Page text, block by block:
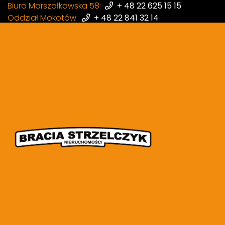
Biuro Marszałkowska 58:
+ 48 22 625 15 15
Oddział Mokotów:
+ 48 22 841 32 14
Liczba ofert:229